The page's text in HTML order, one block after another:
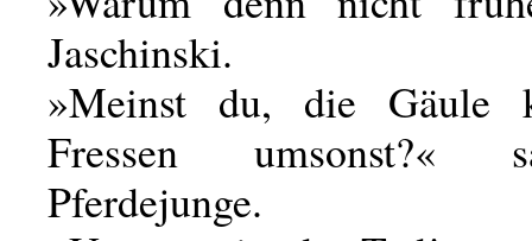
Jaschinski.
»Meinst du, die Gäule
Fressen umsonst?«
Pferdejunge.